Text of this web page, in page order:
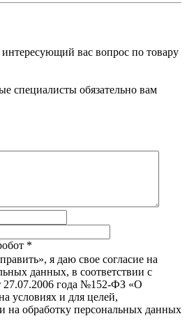
вас вопрос по товару
специалисты обязательно вам
*
я даю свое согласие на
данных, в соответствии с
27.07.2006 года №152-ФЗ «О
условиях и для целей,
на обработку персональных данных